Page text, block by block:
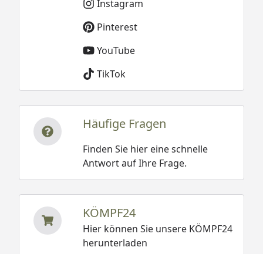
Instagram
Pinterest
YouTube
TikTok
Häufige Fragen
Finden Sie hier eine schnelle
Antwort auf Ihre Frage.
KÖMPF24
Hier können Sie unsere KÖMPF24
herunterladen